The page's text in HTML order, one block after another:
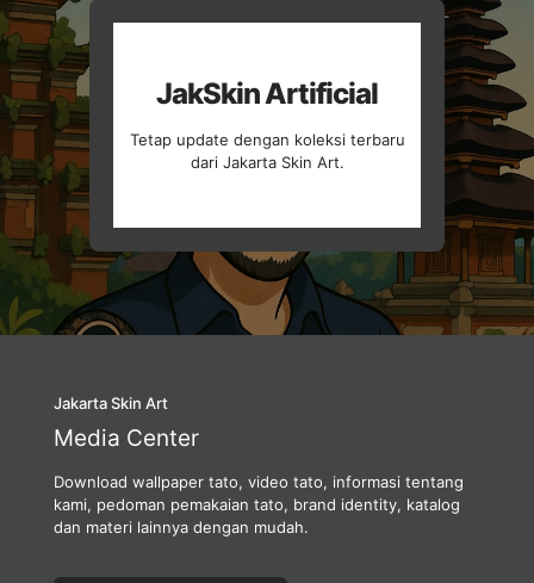
JakSkin Artificial
Tetap update dengan koleksi terbaru
dari Jakarta Skin Art.
Jakarta Skin Art
Media Center
Download wallpaper tato, video tato, informasi tentang
kami, pedoman pemakaian tato, brand identity, katalog
dan materi lainnya dengan mudah.